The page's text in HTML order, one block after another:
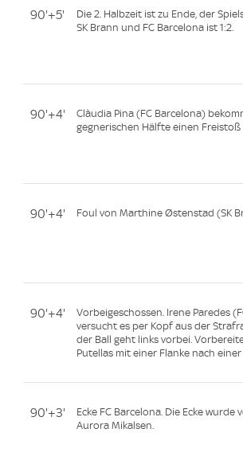
90'+5'
Die 2. Halbzeit ist zu Ende, der
SK Brann und FC Barcelona ist 1:2.
90'+4'
Clàudia Pina (FC Barcelona)
gegnerischen Hälfte einen Freistoß
90'+4' Foul von Marthine Østenstad (SK
90'+4'
Vorbeigeschossen. Irene Paredes
versucht es per Kopf aus der
der Ball geht links vorbei.
Putellas mit einer Flanke nach einer
90'+3'
Ecke FC Barcelona. Die Ecke wurde
Aurora Mikalsen.